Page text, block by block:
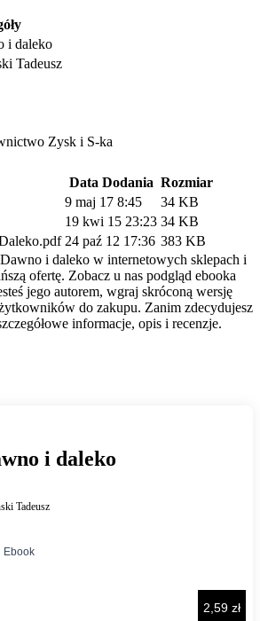
i daleko
Tadeusz
Zysk i S-ka
Data Dodania Rozmiar
9 maj 17 8:45
34 KB
19 kwi 15 23:23 34 KB
24 paź 12 17:36 383 KB
i daleko w internetowych sklepach i
ofertę. Zobacz u nas podgląd ebooka
jego autorem, wgraj skróconą wersję
do zakupu. Zanim zdecydujesz
informacje, opis i recenzje.